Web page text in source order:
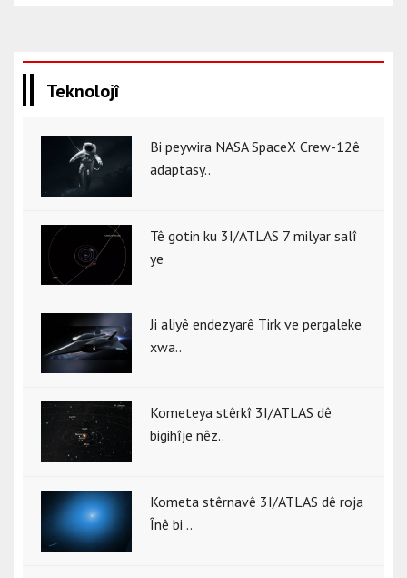
Teknolojî
Bi peywira NASA SpaceX Crew-12ê
adaptasy..
Tê gotin ku 3I/ATLAS 7 milyar salî
ye
Ji aliyê endezyarê Tirk ve pergaleke
xwa..
Kometeya stêrkî 3I/ATLAS dê
bigihîje nêz..
Kometa stêrnavê 3I/ATLAS dê roja
Înê bi ..